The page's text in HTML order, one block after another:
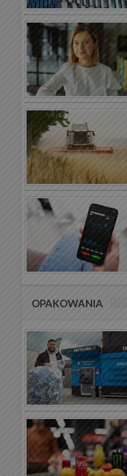
OPAKOWANIA